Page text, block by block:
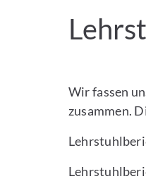
Wir fassen
zusammen.